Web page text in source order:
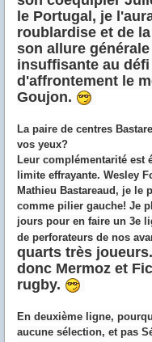
le Portugal, je
roublardise et de
son allure
insuffisante au
d'affrontement le
Goujon.
La paire de centres
vos yeux?
Leur complémentarité est
limite effrayante. Wesley
Mathieu Bastareaud, je le
comme pilier gauche! Je
jours pour en faire un 3e
de perforateurs de nos
quarts très
donc Mermoz et
rugby.
En deuxième ligne,
aucune sélection, et pas